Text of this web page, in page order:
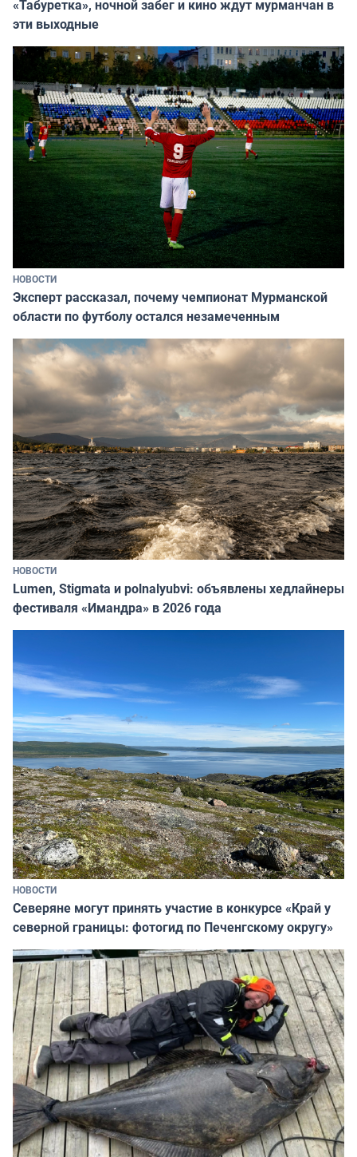
«Табуретка», ночной забег и кино ждут мурманчан в
эти выходные
НОВОСТИ
Эксперт рассказал, почему чемпионат Мурманской
области по футболу остался незамеченным
НОВОСТИ
Lumen, Stigmata и polnalyubvi: объявлены хедлайнеры
фестиваля «Имандра» в 2026 года
НОВОСТИ
Северяне могут принять участие в конкурсе «Край у
северной границы: фотогид по Печенгскому округу»